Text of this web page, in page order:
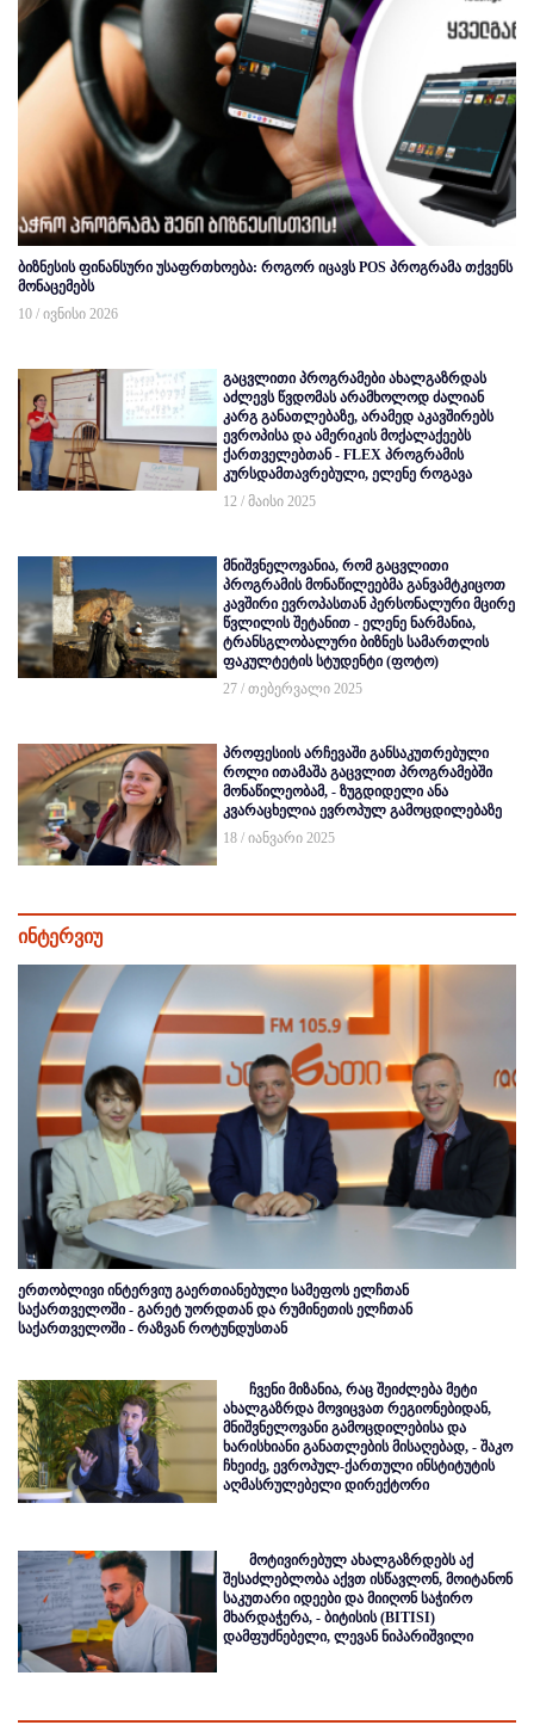
ბიზნესის ფინანსური უსაფრთხოება: როგორ იცავს POS პროგრამა თქვენს
მონაცემებს
10 / ივნისი 2026
გაცვლითი პროგრამები ახალგაზრდას
აძლევს წვდომას არამხოლოდ ძალიან
კარგ განათლებაზე, არამედ აკავშირებს
ევროპისა და ამერიკის მოქალაქეებს
ქართველებთან - FLEX პროგრამის
კურსდამთავრებული, ელენე როგავა
12 / მაისი 2025
მნიშვნელოვანია, რომ გაცვლითი
პროგრამის მონაწილეებმა განვამტკიცოთ
კავშირი ევროპასთან პერსონალური მცირე
წვლილის შეტანით - ელენე ნარმანია,
ტრანსგლობალური ბიზნეს სამართლის
ფაკულტეტის სტუდენტი (ფოტო)
27 / თებერვალი 2025
პროფესიის არჩევაში განსაკუთრებული
როლი ითამაშა გაცვლით პროგრამებში
მონაწილეობამ, - ზუგდიდელი ანა
კვარაცხელია ევროპულ გამოცდილებაზე
18 / იანვარი 2025
ინტერვიუ
ერთობლივი ინტერვიუ გაერთიანებული სამეფოს ელჩთან
საქართველოში - გარეტ უორდთან და რუმინეთის ელჩთან
საქართველოში - რაზვან როტუნდუსთან
ჩვენი მიზანია, რაც შეიძლება მეტი
ახალგაზრდა მოვიცვათ რეგიონებიდან,
მნიშვნელოვანი გამოცდილებისა და
ხარისხიანი განათლების მისაღებად, - შაკო
ჩხეიძე, ევროპულ-ქართული ინსტიტუტის
აღმასრულებელი დირექტორი
მოტივირებულ ახალგაზრდებს აქ
შესაძლებლობა აქვთ ისწავლონ, მოიტანონ
საკუთარი იდეები და მიიღონ საჭირო
მხარდაჭერა, - ბიტისის (BITISI)
დამფუძნებელი, ლევან ნიპარიშვილი